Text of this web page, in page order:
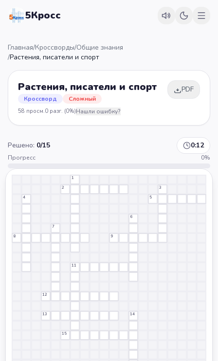
5Кросс
Главная/Кроссворды/Общие знания
/Растения, писатели и спорт
Растения, писатели и спорт
Кроссворд Сложный
PDF
58 просм.0 разг. (0%)Нашли ошибку?
Решено: 0/15 0:12
Прогресс 0%
1
2
3
4
5
6
7
8
9
11
12
13 14
15